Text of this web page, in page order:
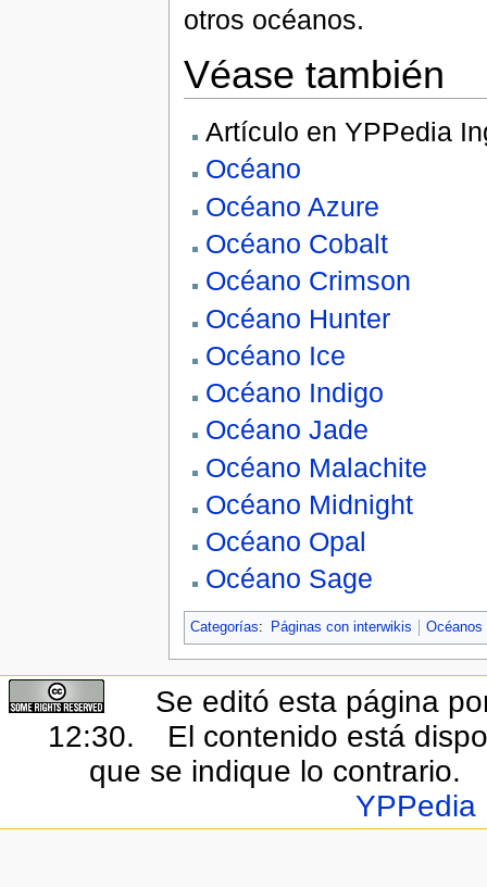
otros océanos.
Véase también
Artículo en YPPedia
Océano
Océano Azure
Océano Cobalt
Océano Crimson
Océano Hunter
Océano Ice
Océano Indigo
Océano Jade
Océano Malachite
Océano Midnight
Océano Opal
Océano Sage
Categorías: Páginas con interwikis Océanos
Se editó esta página
12:30.
El contenido está
que se indique lo contrario.
YPPedia